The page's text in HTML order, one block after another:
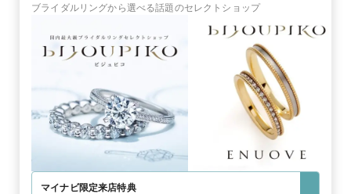
ブライダルリングから選べる話題のセレクトショップ
マイナビ限定来店特典